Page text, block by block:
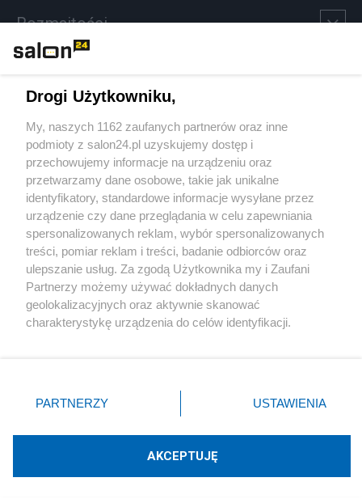
Rozmaitości
Sport
Społeczeństwo
Kultura
X Facebook Instagram Youtube
Technologię dostarcza:W3media.pl
Drogi Użytkowniku,
My, naszych 1162 zaufanych partnerów oraz inne
podmioty z salon24.pl uzyskujemy dostęp i
przechowujemy informacje na urządzeniu oraz
przetwarzamy dane osobowe, takie jak unikalne
identyfikatory, standardowe informacje wysyłane przez
urządzenie czy dane przeglądania w celu zapewniania
spersonalizowanych reklam, wybór spersonalizowanych
treści, pomiar reklam i treści, badanie odbiorców oraz
ulepszanie usług. Za zgodą Użytkownika my i Zaufani
Partnerzy możemy używać dokładnych danych
geolokalizacyjnych oraz aktywnie skanować
charakterystykę urządzenia do celów identyfikacji.
zmienić/wycofać klikając przycisk ustawień prywatności
znajdujący się w lewym dolnym rogu strony
rodzaje przetwarzania danych nie wymagają zgody
użytkownika, ale masz prawo sprzeciwić się takiemu
PARTNERZY USTAWIENIA
AKCEPTUJĘ